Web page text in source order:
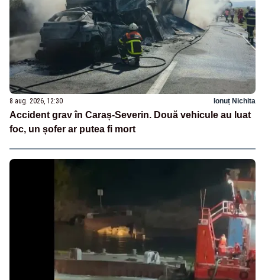
8 aug. 2026, 12:30 Ionuț Nichita
Accident grav în Caraș-Severin. Două vehicule au luat
foc, un șofer ar putea fi mort